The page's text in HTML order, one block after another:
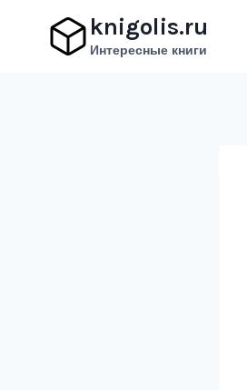
содержимому
knigolis.ru
Интересные книги